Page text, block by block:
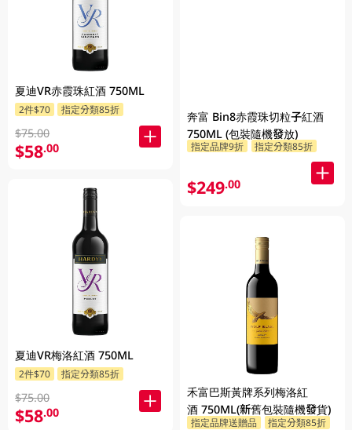
夏迪VR赤霞珠紅酒 750ML
2件$70 指定分類85折
$75.00
$58.00
夏迪VR梅洛紅酒 750ML
2件$70 指定分類85折
$75.00
$58.00
奔富 Bin8赤霞珠切粒子紅酒
750ML (包裝隨機發放)
指定品牌9折 指定分類85折
$249.00
禾富巴斯黃牌系列梅洛紅
酒 750ML(新舊包裝隨機發貨)
指定品牌送贈品 指定分類85折